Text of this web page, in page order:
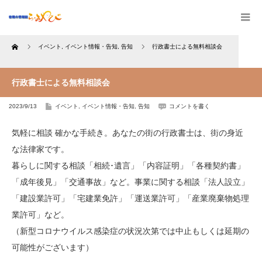
Home イベント イベント情報・告知 告知 行政書士による無料相談会
行政書士による無料相談会
2023/9/13 イベント イベント情報・告知 告知 コメントを書く
気軽に相談 確かな手続き。あなたの街の行政書士は、街の身近
な法律家です。
暮らしに関する相談「相続･遺言」「内容証明」「各種契約書」
「成年後見」「交通事故」など。事業に関する相談「法人設立」
「建設業許可」「宅建業免許」「運送業許可」「産業廃棄物処理
業許可」など。
（新型コロナウイルス感染症の状況次第では中止もしくは延期の
可能性がございます）